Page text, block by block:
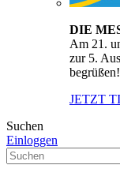
DIE
Am 21.
zur 5.
begrüßen!
JETZT
Suchen
Einloggen